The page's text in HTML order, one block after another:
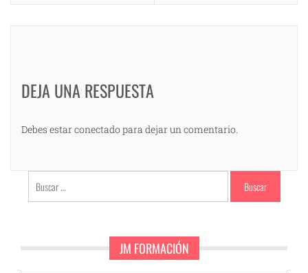
DEJA UNA RESPUESTA
Debes estar conectado para dejar un comentario.
Buscar:
JM FORMACIÓN